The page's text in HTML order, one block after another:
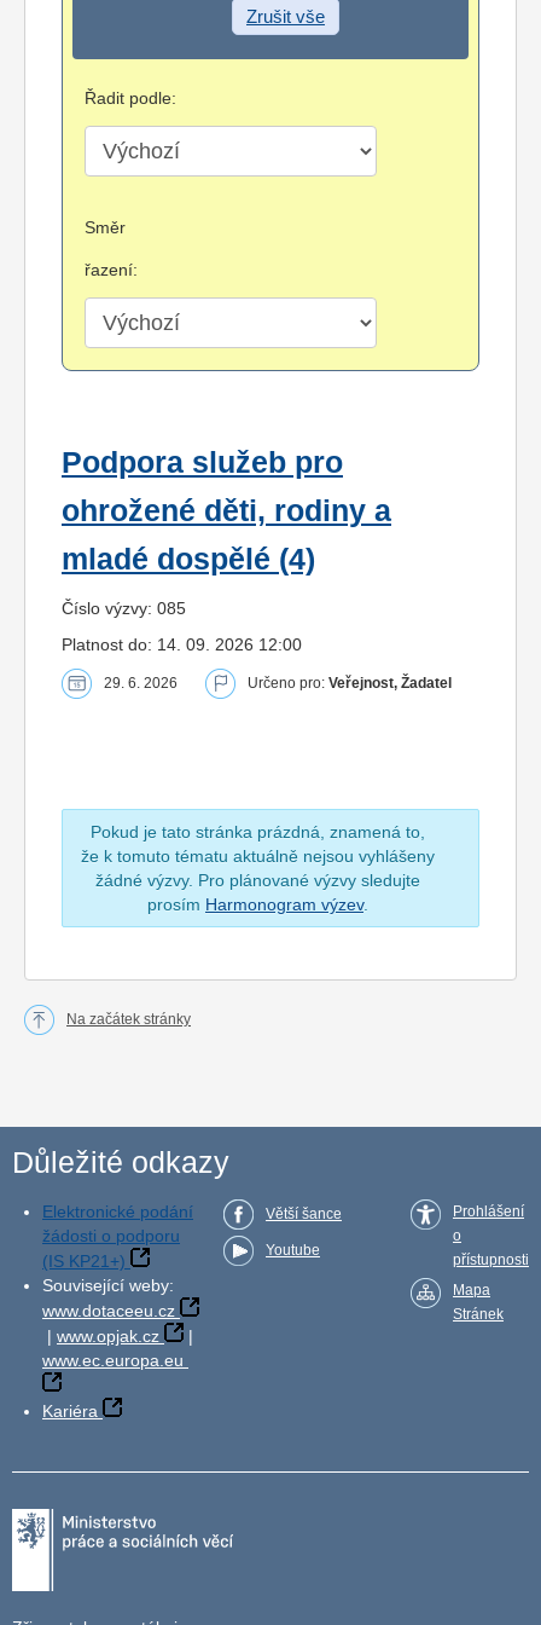
Zrušit vše
Řadit podle:
Směr
řazení:
Podpora služeb pro
ohrožené děti, rodiny a
mladé dospělé (4)
Číslo výzvy: 085
Platnost do: 14. 09. 2026 12:00
29. 6. 2026 Určeno pro: Veřejnost, Žadatel
Pokud je tato stránka prázdná, znamená to,
že k tomuto tématu aktuálně nejsou vyhlášeny
žádné výzvy. Pro plánované výzvy sledujte
prosím Harmonogram výzev.
Na začátek stránky
Důležité odkazy
Elektronické podání
žádosti o podporu
(IS KP21+)
Související weby:
www.dotaceeu.cz
| www.opjak.cz
|
www.ec.europa.eu
Kariéra
Větší šance
Youtube
Prohlášení
o
přístupnosti
Mapa
Stránek